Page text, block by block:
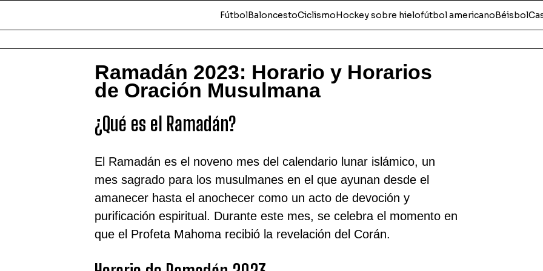
FútbolBaloncestoCiclismoHockey sobre hielofútbol americanoBéisbol
Ramadán 2023: Horario y Horarios
de Oración Musulmana
¿Qué es el Ramadán?
El Ramadán es el noveno mes del calendario lunar islámico, un
mes sagrado para los musulmanes en el que ayunan desde el
amanecer hasta el anochecer como un acto de devoción y
purificación espiritual. Durante este mes, se celebra el momento en
que el Profeta Mahoma recibió la revelación del Corán.